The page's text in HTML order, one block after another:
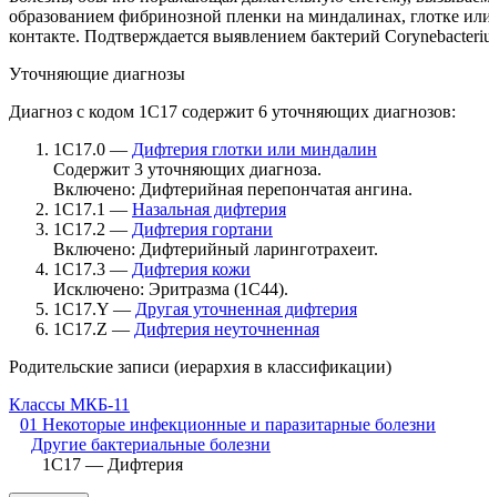
образованием фибринозной пленки на миндалинах, глотке
контакте. Подтверждается выявлением бактерий
Уточняющие диагнозы
Диагноз с кодом 1C17 содержит 6 уточняющих диагнозов:
1C17.0 — Дифтерия глотки или миндалин
Содержит 3 уточняющих диагноза.
Включено: Дифтерийная перепончатая ангина.
1C17.1 — Назальная дифтерия
1C17.2 — Дифтерия гортани
Включено: Дифтерийный ларинготрахеит.
1C17.3 — Дифтерия кожи
Исключено: Эритразма (1C44).
1C17.Y — Другая уточненная дифтерия
1C17.Z — Дифтерия неуточненная
Родительские записи (иерархия в классификации)
Классы МКБ-11
01 Некоторые инфекционные и паразитарные болезни
Другие бактериальные болезни
1C17 — Дифтерия